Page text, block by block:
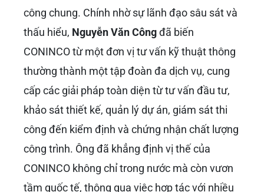
công chung. Chính nhờ sự lãnh đạo sâu sát và
thấu hiểu, Nguyễn Văn Côngđã biến
CONINCO từ một đơn vị tư vấn kỹ thuật thông
thường thành một tập đoàn đa dịch vụ, cung
cấp các giải pháp toàn diện từ tư vấn đầu tư,
khảo sát thiết kế, quản lý dự án, giám sát thi
công đến kiểm định và chứng nhận chất lượng
công trình. Ông đã khẳng định vị thế của
CONINCO không chỉ trong nước mà còn vươn
tầm quốc tế, thông qua việc hợp tác với nhiều